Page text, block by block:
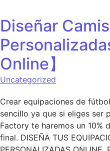
Diseñar
Online】
Uncategorized
Crear equipaciones de
sencillo ya que si eliges ser
Factory te haremos un 10%
final. DISEÑA TUS